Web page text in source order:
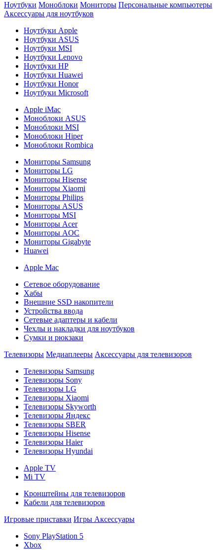
Ноутбуки Моноблоки Мониторы Персональные компьютеры
Аксессуары для ноутбуков
Ноутбуки Apple
Ноутбуки ASUS
Ноутбуки MSI
Ноутбуки Lenovo
Ноутбуки HP
Ноутбуки Huawei
Ноутбуки Honor
Ноутбуки Microsoft
Apple iMac
Моноблоки ASUS
Моноблоки MSI
Моноблоки Hiper
Моноблоки Rombica
Мониторы Samsung
Мониторы LG
Мониторы Hisense
Мониторы Xiaomi
Мониторы Philips
Мониторы ASUS
Мониторы MSI
Мониторы Acer
Мониторы AOC
Мониторы Gigabyte
Huawei
Apple Mac
Сетевое оборудование
Хабы
Внешние SSD накопители
Устройства ввода
Сетевые адаптеры и кабели
Чехлы и накладки для ноутбуков
Сумки и рюкзаки
Телевизоры Медиаплееры Аксессуары для телевизоров
Телевизоры Samsung
Телевизоры Sony
Телевизоры LG
Телевизоры Xiaomi
Телевизоры Skyworth
Телевизоры Яндекс
Телевизоры SBER
Телевизоры Hisense
Телевизоры Haier
Телевизоры Hyundai
Apple TV
Mi TV
Кронштейны для телевизоров
Кабели для телевизоров
Игровые приставки Игры Аксессуары
Sony PlayStation 5
Xbox